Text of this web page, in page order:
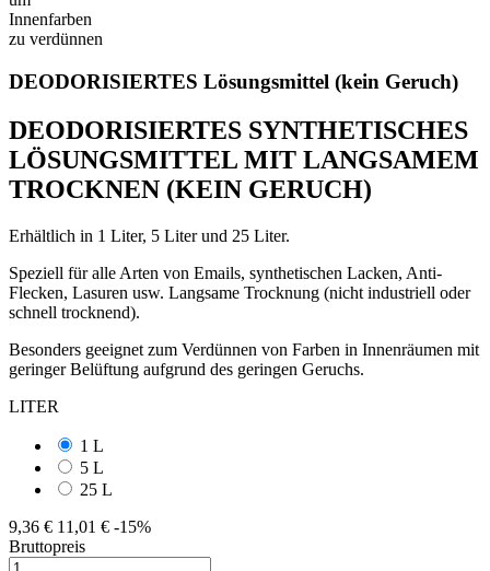
DEODORISIERTES Lösungsmittel (kein Geruch)
DEODORISIERTES SYNTHETISCHES
LÖSUNGSMITTEL MIT LANGSAMEM
TROCKNEN (KEIN GERUCH)
Erhältlich in 1 Liter, 5 Liter und 25 Liter.
Speziell für alle Arten von Emails, synthetischen Lacken, Anti-
Flecken, Lasuren usw. Langsame Trocknung (nicht industriell oder
schnell trocknend).
Besonders geeignet zum Verdünnen von Farben in Innenräumen mit
geringer Belüftung aufgrund des geringen Geruchs.
LITER
1 L
5 L
25 L
9,36 € 11,01 € -15%
Bruttopreis